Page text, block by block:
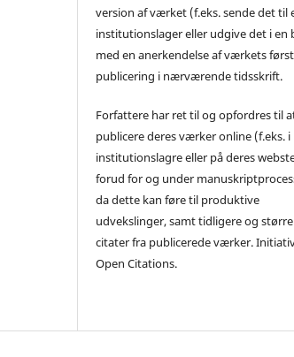
version af værket (f.eks. sende det til
institutionslager eller udgive det i en
med en anerkendelse af værkets
publicering i nærværende tidsskrift.
Forfattere har ret til og opfordres til
publicere deres værker online (f.eks. i
institutionslagre eller på deres
forud for og under
da dette kan føre til produktive
udvekslinger, samt tidligere og større
citater fra publicerede værker.
Open Citations.